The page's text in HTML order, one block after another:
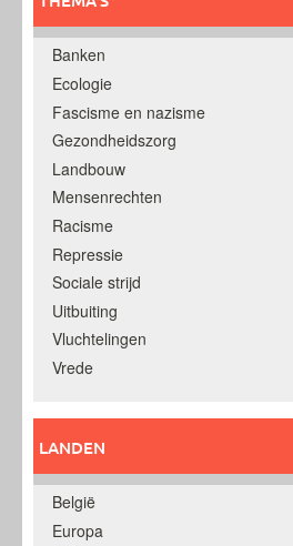
Banken
Ecologie
Fascisme en nazisme
Gezondheidszorg
Landbouw
Mensenrechten
Racisme
Repressie
Sociale strijd
Uitbuiting
Vluchtelingen
Vrede
LANDEN
België
Europa